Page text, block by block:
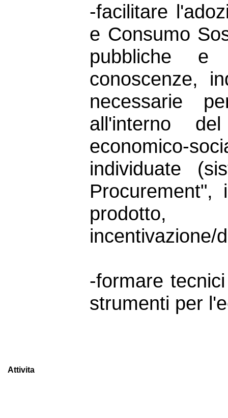
-facilitare
e Consumo
pubbliche e
conoscenze,
necessarie
all'interno
economico-
individuate
Procurement",
incentivazione/
-formare
strumenti per
Attivita